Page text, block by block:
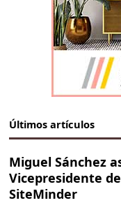
Últimos artículos
Miguel Sánchez
Vicepresidente
SiteMinder